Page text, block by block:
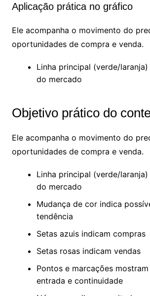
Aplicação prática no gráfico
Ele acompanha o movimento do
oportunidades de compra e venda.
Linha principal (verde/
do mercado
Objetivo prático do
Ele acompanha o movimento do
oportunidades de compra e venda.
Linha principal (verde/
do mercado
Mudança de cor indica
tendência
Setas azuis indicam compras
Setas rosas indicam vendas
Pontos e marcações
entrada e continuidade